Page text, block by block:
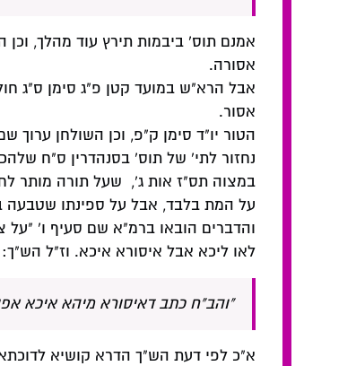
אמנם תוס' ביבמות תירץ עוד מהלך,
אסורה.
אבל הרא"ש במועד קטן פ"ג סימן ס"ג
אסור.
הטור יו"ד סימן ק"פ, וכן השולחן ערוך
נחזור לתי' של תוס' בסנהדרין ס"ח
במצוה תס"ז אות ג', שעל תורה מותר
על המת בלבד, אבל על ספינתו שטבעה
והדברים הובאו ברמ"א שם סעיף ו'
לאו ליכא אבל איסורא איכא. וז"ל הש"ך:
"והב"ח כתב דאיסורא מיהא איכא
א"כ לפי דעת הש"ך הדרא קושיא